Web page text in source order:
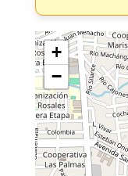
+
−